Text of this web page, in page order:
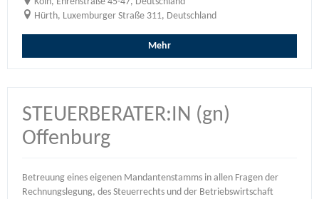
Hürth, Luxemburger Straße 311, Deutschland
Mehr
STEUERBERATER:IN (gn)
Offenburg
Betreuung eines eigenen Mandantenstamms in allen Fragen der
Rechnungslegung, des Steuerrechts und der Betriebswirtschaft